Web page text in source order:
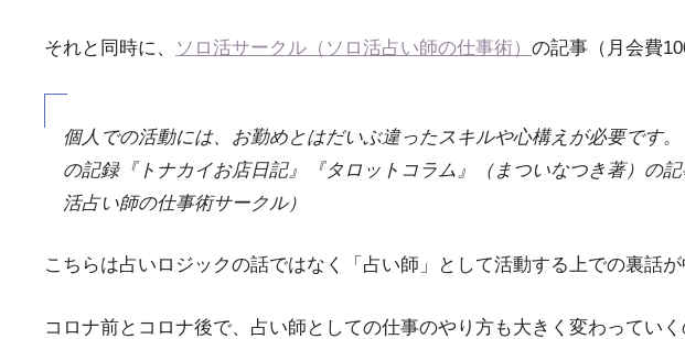
それと同時に、 ソロ活サークル（ソロ活占い師の仕事術） の記事（月会費
個人での活動には、お勤めとはだいぶ違ったスキルや心構えが必要です
の記録『トナカイお店日記』『タロットコラム』（まついなつき著）の
活占い師の仕事術サークル）
こちらは占いロジックの話ではなく「占い師」として活動する上での裏話が
コロナ前とコロナ後で、占い師としての仕事のやり方も大きく変わってい